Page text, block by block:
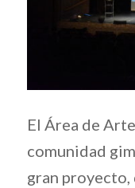
El Área de
comunidad
gran